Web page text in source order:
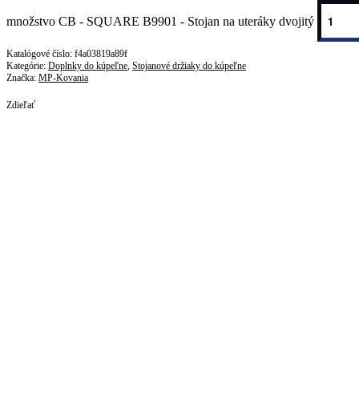
množstvo CB - SQUARE B9901 - Stojan na uteráky dvojitý
f4a03819a89f
Kategórie: Doplnky do kúpeľne, Stojanové držiaky do kúpeľne
Značka: MP-Kovania
Zdieľať